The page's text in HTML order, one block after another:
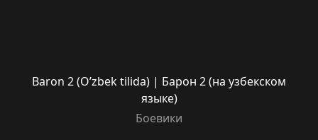
Baron 2 (O’zbek tilida) | Барон 2 (на узбекском
языке)
Боевики